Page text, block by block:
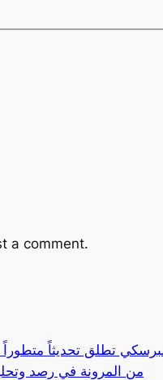
a comment.
تطلق تحديثاً متطوراً
من المرونة في رصد